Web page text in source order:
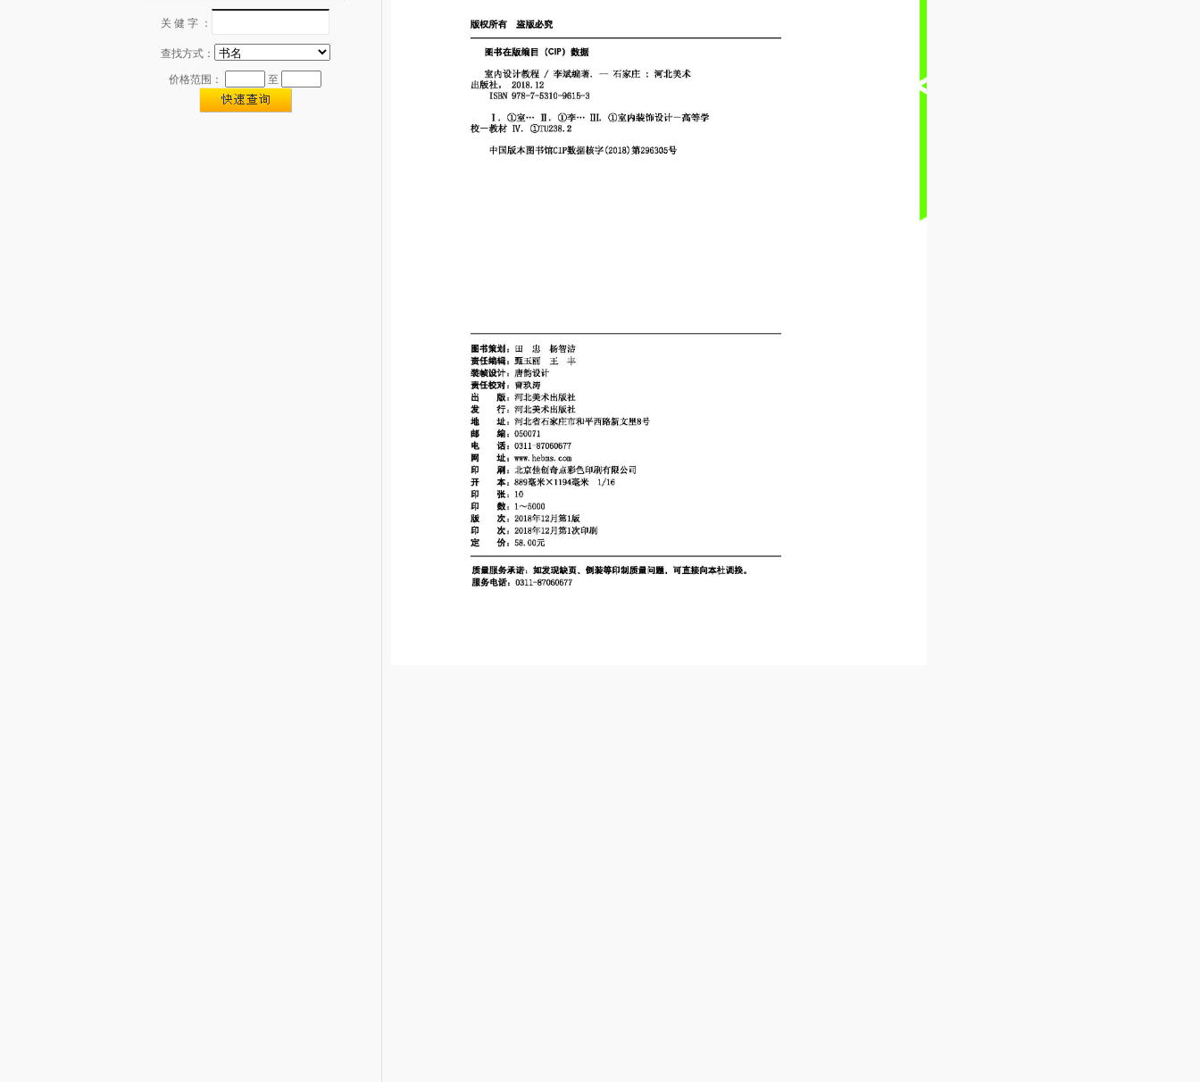
关 健 字 ：
查找方式：
价格范围： 至